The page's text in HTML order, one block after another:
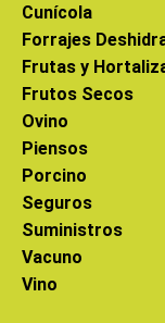
Cunícola
Forrajes
Frutas y
Frutos Secos
Ovino
Piensos
Porcino
Seguros
Suministros
Vacuno
Vino